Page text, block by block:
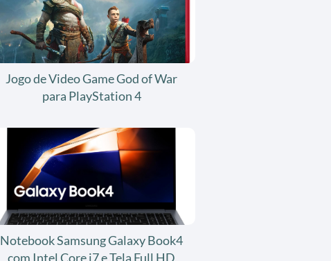
Jogo de Video Game God of War
para PlayStation 4
Notebook Samsung Galaxy Book4
com Intel Core i7 e Tela Full HD